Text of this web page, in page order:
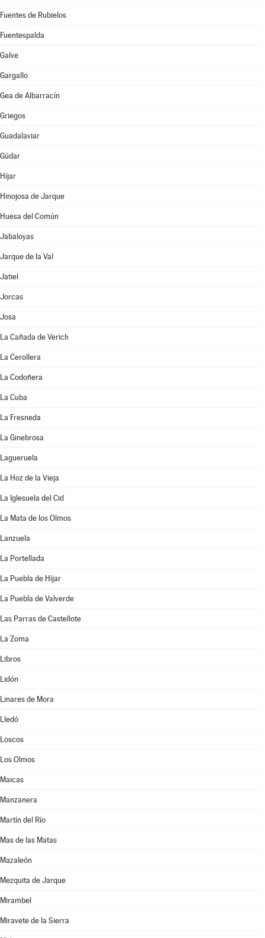
Fuentes de Rubielos
Fuentespalda
Galve
Gargallo
Gea de Albarracín
Griegos
Guadalaviar
Gúdar
Híjar
Hinojosa de Jarque
Huesa del Común
Jabaloyas
Jarque de la Val
Jatiel
Jorcas
Josa
La Cañada de Verich
La Cerollera
La Codoñera
La Cuba
La Fresneda
La Ginebrosa
Lagueruela
La Hoz de la Vieja
La Iglesuela del Cid
La Mata de los Olmos
Lanzuela
La Portellada
La Puebla de Híjar
La Puebla de Valverde
Las Parras de Castellote
La Zoma
Libros
Lidón
Linares de Mora
Lledó
Loscos
Los Olmos
Maicas
Manzanera
Martín del Río
Mas de las Matas
Mazaleón
Mezquita de Jarque
Mirambel
Miravete de la Sierra